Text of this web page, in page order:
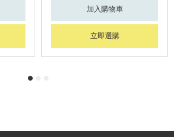
加入購物車
立即選購